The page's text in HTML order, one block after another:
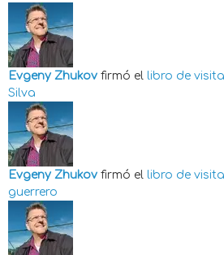
Evgeny Zhukov firmó el libro de
Silva
Evgeny Zhukov firmó el libro de
guerrero